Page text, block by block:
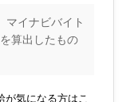
マイナビバイト
算出したもの
が気になる方はこ